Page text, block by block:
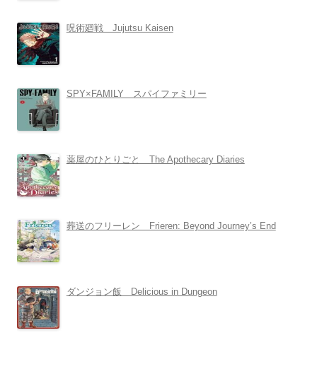
呪術廻戦 Jujutsu Kaisen
SPY×FAMILY スパイファミリー
薬屋のひとりごと The Apothecary Diaries
葬送のフリーレン Frieren: Beyond Journey’s End
ダンジョン飯 Delicious in Dungeon